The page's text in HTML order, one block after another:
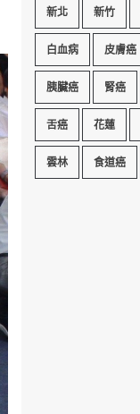
新北 新竹
白血病 皮膚癌
胰臟癌 腎癌
舌癌 花蓮
雲林 食道癌